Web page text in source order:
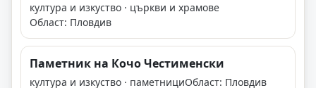
култура и изкуство · църкви и храмове
Област: Пловдив
Паметник на Кочо Честименски
култура и изкуство · паметнициОбласт: Пловдив